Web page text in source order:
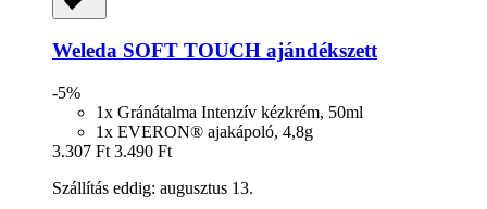
Weleda SOFT TOUCH ajándékszett
-5%
1x Gránátalma Intenzív kézkrém, 50ml
1x EVERON® ajakápoló, 4,8g
3.307 Ft 3.490 Ft
Szállítás eddig: augusztus 13.